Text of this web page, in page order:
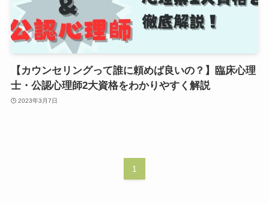
【カウンセリングって誰に頼めば良いの？】臨床心理
士・公認心理師2大資格をわかりやすく解説
2023年3月7日
1